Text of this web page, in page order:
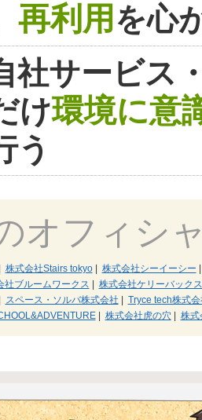
再利用を心
社サービス
け環境に意
う
オフィシ
株式会社Stairs tokyo| 株式会社シーイーシー
社ブルームワークス
株式会社ケリーバックス
スペース・ソルバ株式会社
Tryce tech株式会
| 株式会社虎の穴 株